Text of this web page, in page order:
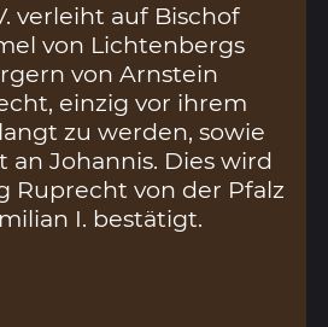
verleiht auf Bischof
von Lichtenbergs
von Arnstein
einzig vor ihrem
zu werden, sowie
Johannis. Dies wird
Ruprecht von der Pfalz
I. bestätigt.